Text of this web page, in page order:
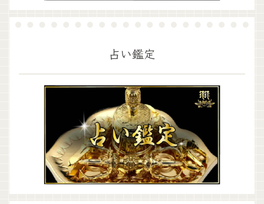
占い鑑定